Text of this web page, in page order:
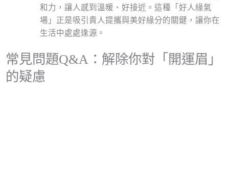
和力，讓人感到溫暖、好接近。這種「好人緣氣
場」正是吸引貴人提攜與美好緣分的關鍵，讓你在
生活中處處逢源。
常見問題Q&A：解除你對「開運眉」
的疑慮